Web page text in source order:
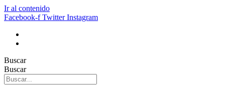
Ir al contenido
Facebook-f Twitter Instagram
Buscar
Buscar